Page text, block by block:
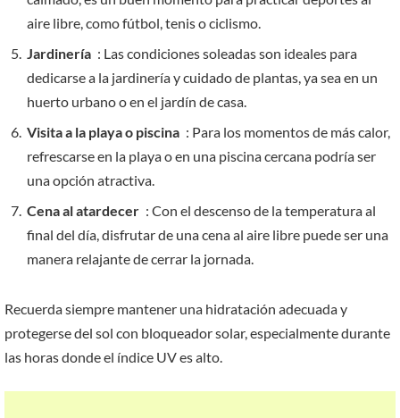
aire libre, como fútbol, tenis o ciclismo.
Jardinería : Las condiciones soleadas son ideales para
dedicarse a la jardinería y cuidado de plantas, ya sea en un
huerto urbano o en el jardín de casa.
Visita a la playa o piscina : Para los momentos de más calor,
refrescarse en la playa o en una piscina cercana podría ser
una opción atractiva.
Cena al atardecer : Con el descenso de la temperatura al
final del día, disfrutar de una cena al aire libre puede ser una
manera relajante de cerrar la jornada.
Recuerda siempre mantener una hidratación adecuada y
protegerse del sol con bloqueador solar, especialmente durante
las horas donde el índice UV es alto.